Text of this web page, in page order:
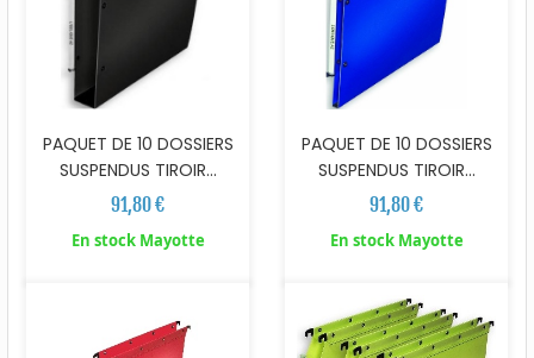
PAQUET DE 10 DOSSIERS
SUSPENDUS TIROIR...
91,80 €
En stock Mayotte
PAQUET DE 10 DOSSIERS
SUSPENDUS TIROIR...
91,80 €
En stock Mayotte